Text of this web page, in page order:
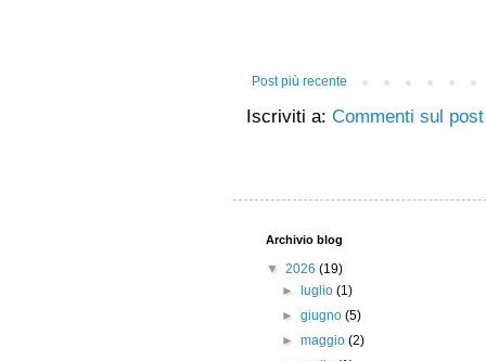
Post più recente
Iscriviti a: Commenti sul
Archivio blog
▼ 2026 (19)
►
luglio(1)
►giugno(5)
►maggio(2)